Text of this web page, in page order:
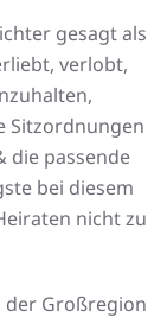
gesagt als
verlobt,
Sitzordnungen
die passende
bei diesem
nicht zu
der Großregion